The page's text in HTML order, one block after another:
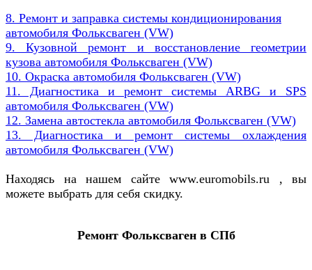
8. Ремонт и заправка системы кондиционирования
автомобиля Фольксваген (VW)
9. Кузовной ремонт и восстановление геометрии
кузова автомобиля Фольксваген (VW)
10. Окраска автомобиля Фольксваген (VW)
11. Диагностика и ремонт системы ARBG и SPS
автомобиля Фольксваген (VW)
12. Замена автостекла автомобиля Фольксваген (VW)
13. Диагностика и ремонт системы охлаждения
автомобиля Фольксваген (VW)
Находясь на нашем сайте www.euromobils.ru , вы
можете выбрать для себя скидку.
Ремонт Фольксваген в СПб